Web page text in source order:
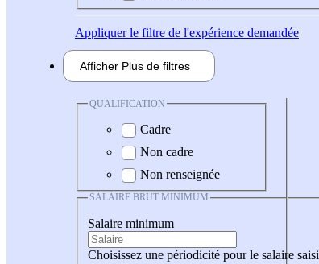
Appliquerle filtre de l'expérience demandée
Afficher Plus de filtres
QUALIFICATION
Cadre
Non cadre
Non renseignée
SALAIRE BRUT MINIMUM
Salaire minimum
Choisissez une périodicité pour le salaire saisi